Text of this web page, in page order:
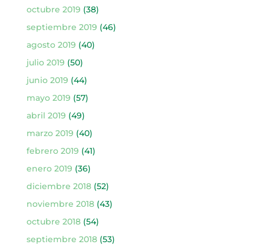
octubre 2019 (38)
septiembre 2019 (46)
agosto 2019 (40)
julio 2019 (50)
junio 2019 (44)
mayo 2019 (57)
abril 2019 (49)
marzo 2019 (40)
febrero 2019 (41)
enero 2019 (36)
diciembre 2018(52)
noviembre 2018(43)
octubre 2018(54)
septiembre 2018(53)